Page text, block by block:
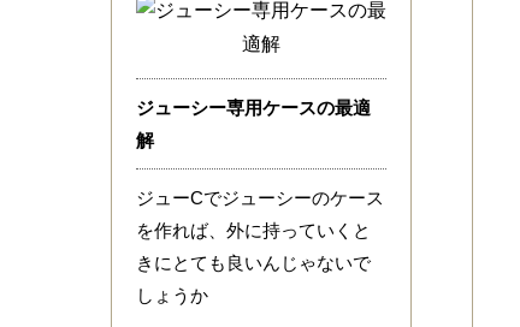
ジューシー専用ケースの最適
解
ジューCでジューシーのケース
を作れば、外に持っていくと
きにとても良いんじゃないで
しょうか